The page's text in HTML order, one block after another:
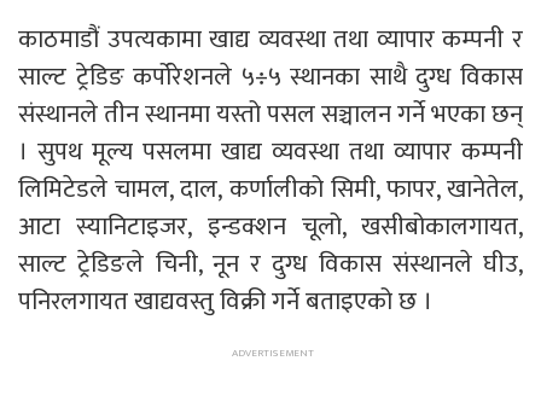
काठमाडौं उपत्यकामा खाद्य व्यवस्था तथा व्यापार कम्पनी र
साल्ट ट्रेडिङ कर्पोरेशनले ५÷५ स्थानका साथै दुग्ध विकास
संस्थानले तीन स्थानमा यस्तो पसल सञ्चालन गर्ने भएका छन्
। सुपथ मूल्य पसलमा खाद्य व्यवस्था तथा व्यापार कम्पनी
लिमिटेडले चामल, दाल, कर्णालीको सिमी, फापर, खानेतेल,
आटा स्यानिटाइजर, इन्डक्शन चूलो, खसीबोकालगायत,
साल्ट ट्रेडिङले चिनी, नून र दुग्ध विकास संस्थानले घीउ,
पनिरलगायत खाद्यवस्तु विक्री गर्ने बताइएको छ ।